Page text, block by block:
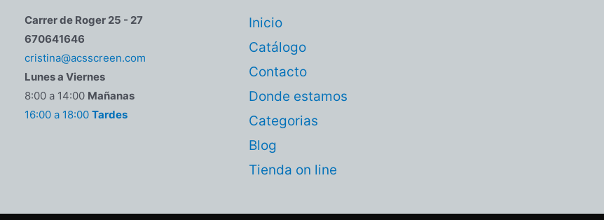
Carrer de Roger 25 - 27
670641646
cristina@acsscreen.com
Lunes a Viernes
8:00 a 14:00 Mañanas
16:00 a 18:00 Tardes
Inicio
Catálogo
Contacto
Donde estamos
Categorias
Blog
Tienda on line